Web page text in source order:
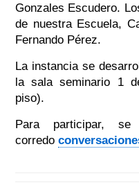
Gonzales Escudero.
de nuestra Escuela,
Fernando Pérez.
La instancia se
la sala seminario 1
piso).
Para participar, se
corredo